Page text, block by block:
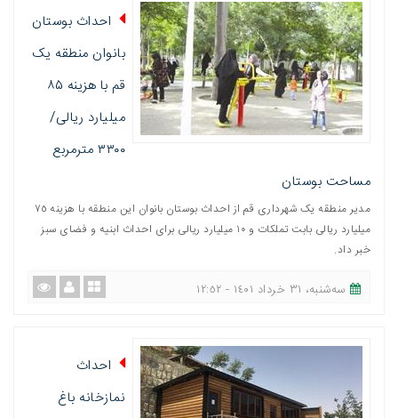
احداث بوستان
بانوان منطقه یک
قم با هزینه ۸۵
میلیارد ریالی/
۳۳۰۰ مترمربع
مساحت بوستان
مدیر منطقه یک شهرداری قم از احداث بوستان بانوان این منطقه با هزینه ٧٥
میلیارد ریالی بابت تملکات و ١٠ میلیارد ریالی برای احداث ابنیه و فضای سبز
خبر داد.
ﺳﻪشنبه، ٣١ خرداد ١٤٠١ - ١٢:٥٢
احداث
نمازخانه باغ